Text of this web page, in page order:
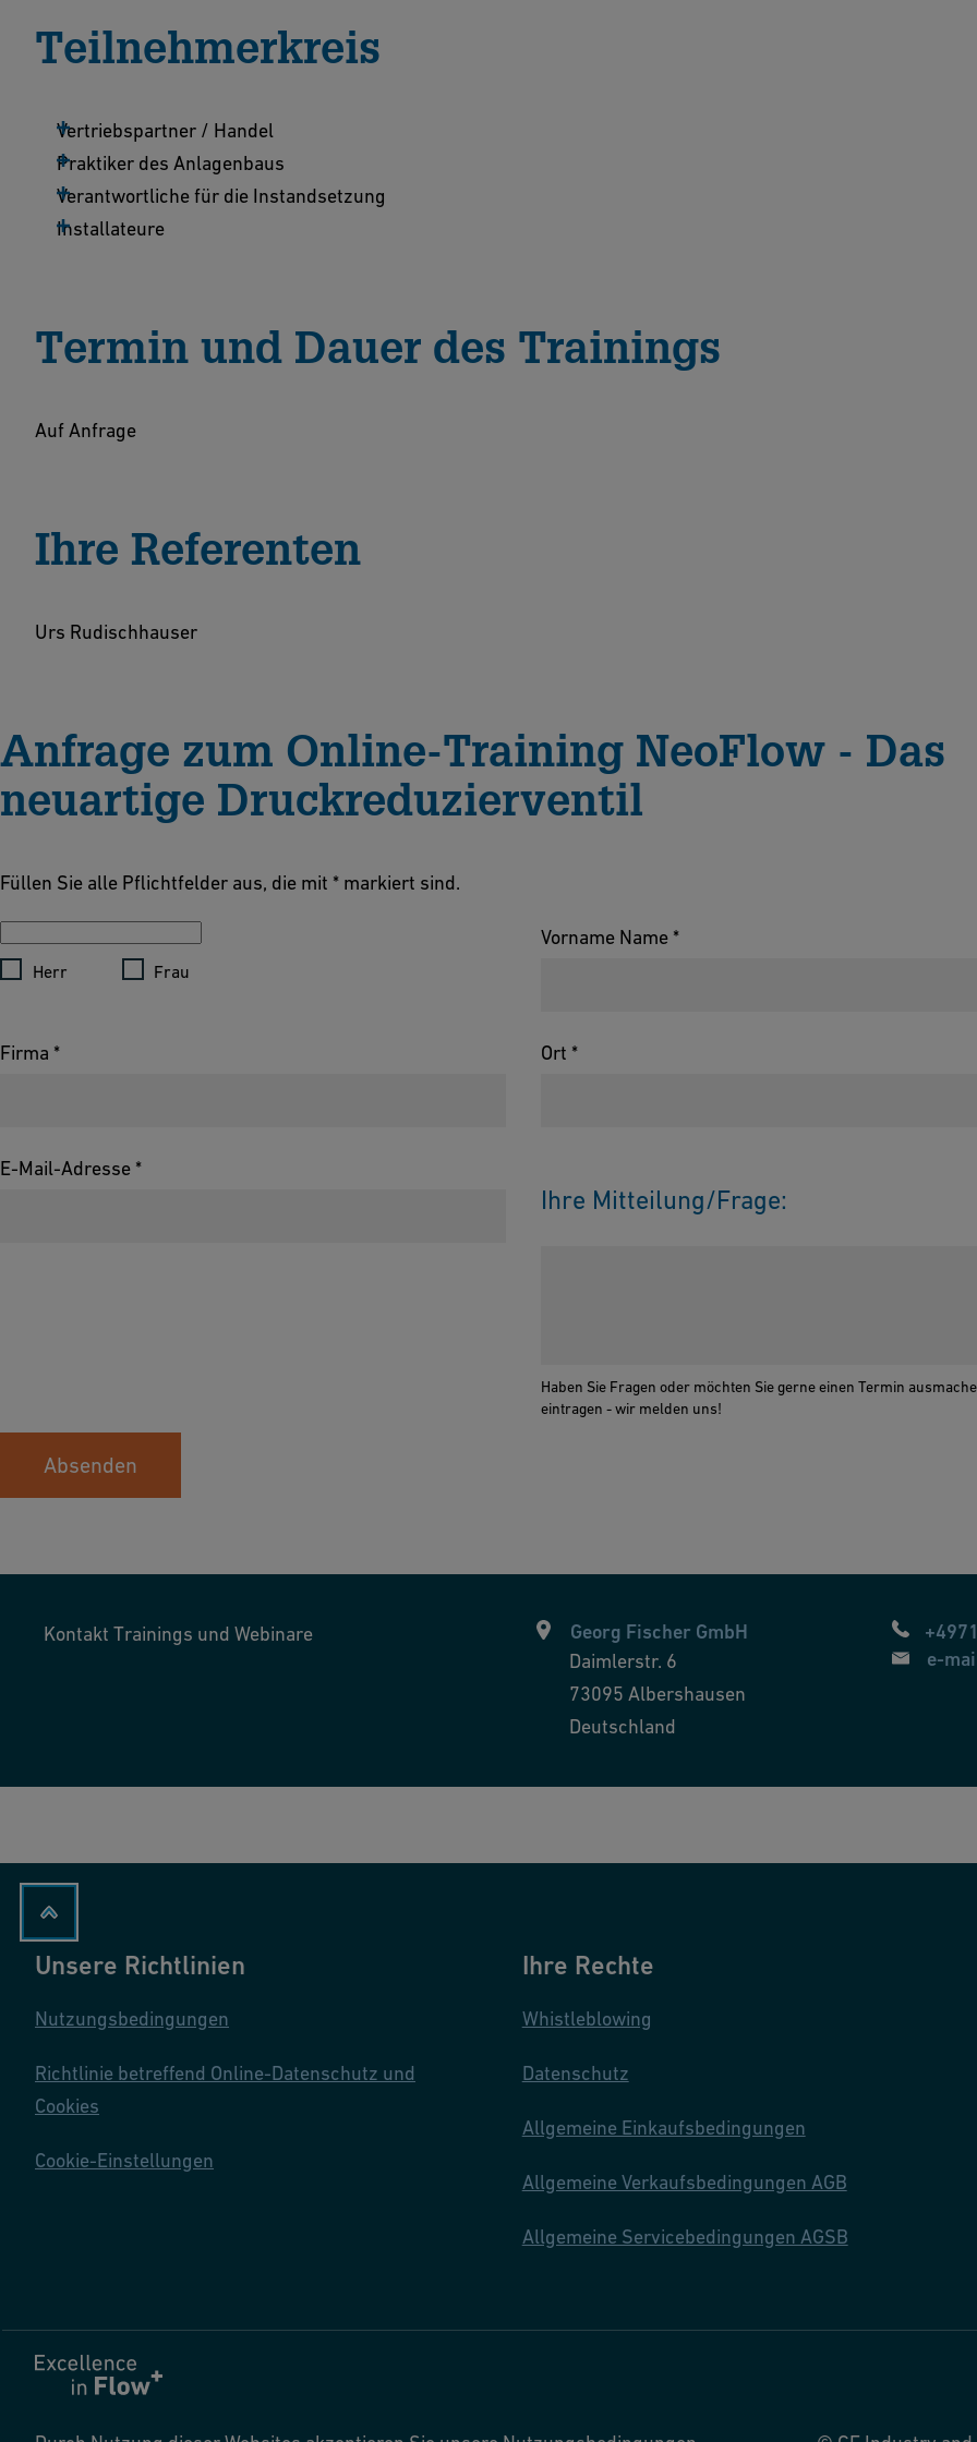
Teilnehmerkreis
Vertriebspartner / Handel
Praktiker des Anlagenbaus
Verantwortliche für die Instandsetzung
Installateure
Termin und Dauer des Trainings
Auf Anfrage
Ihre Referenten
Urs Rudischhauser
Anfrage zum Online-Training NeoFlow - Das
neuartige Druckreduzierventil
Füllen Sie alle Pflichtfelder aus, die mit * markiert sind.
Herr Frau
Vorname Name *
Firma * Ort *
E-Mail-Adresse *
Ihre Mitteilung/Frage:
Haben Sie Fragen oder möchten Sie gerne einen Termin
eintragen - wir melden uns!
Absenden
Kontakt Trainings und Webinare
Georg Fischer GmbH
Daimlerstr. 6
73095 Albershausen
Deutschland
e-
Unsere Richtlinien
Nutzungsbedingungen
Richtlinie betreffend Online-Datenschutz und
Cookies
Cookie-Einstellungen
Ihre Rechte
Whistleblowing
Datenschutz
Allgemeine Einkaufsbedingungen
Allgemeine Verkaufsbedingungen AGB
Allgemeine Servicebedingungen AGSB